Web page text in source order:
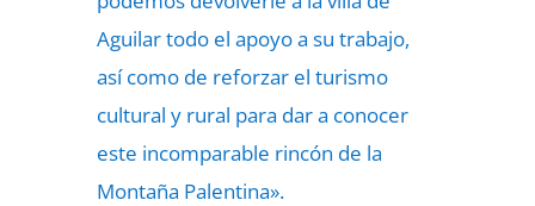
Aguilar todo el apoyo a su trabajo,
así como de reforzar el turismo
cultural y rural para dar a conocer
este incomparable rincón de la
Montaña Palentina».